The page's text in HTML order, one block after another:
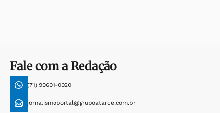
Fale com a Redação
(71) 99601-0020
jornalismoportal@grupoatarde.com.br